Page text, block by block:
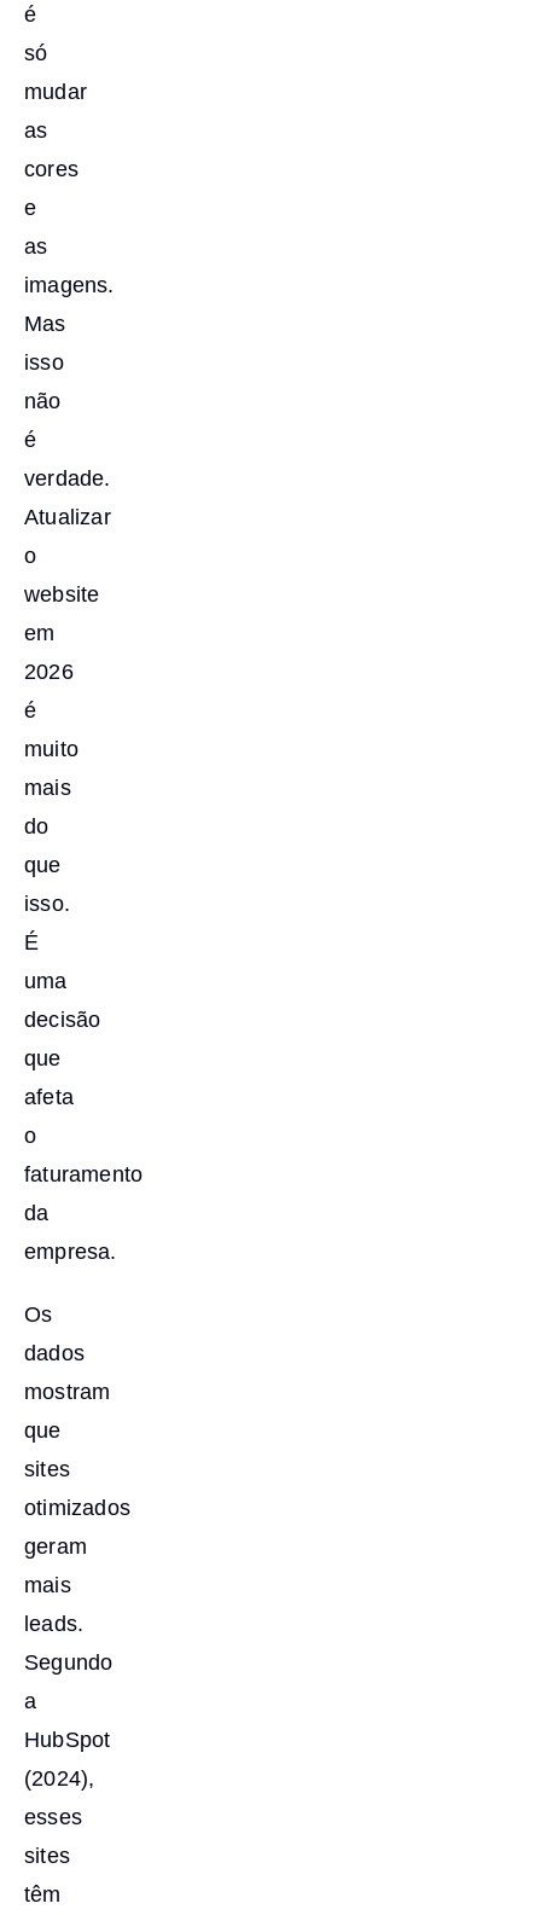
é
só
mudar
as
cores
e
as
imagens.
Mas
isso
não
é
verdade.
Atualizar
o
website
em
2026
é
muito
mais
do
que
isso.
É
uma
decisão
que
afeta
o
faturamento
da
empresa.
Os
dados
mostram
que
sites
otimizados
geram
mais
leads.
Segundo
a
HubSpot
(2024),
esses
sites
têm